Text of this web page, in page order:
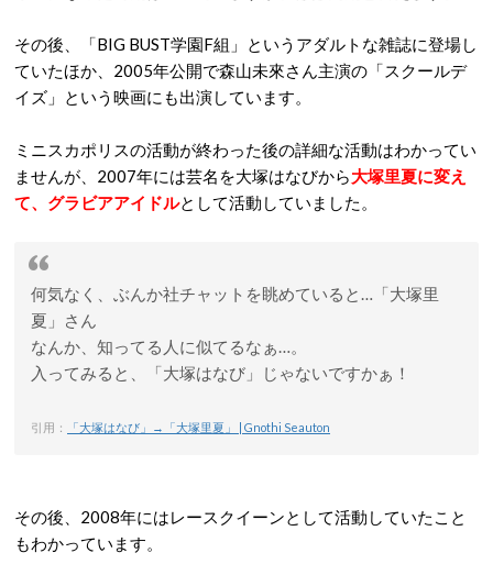
その後、「BIG BUST学園F組」というアダルトな雑誌に登場し
ていたほか、2005年公開で森山未來さん主演の「スクールデ
イズ」という映画にも出演しています。
ミニスカポリスの活動が終わった後の詳細な活動はわかってい
ませんが、2007年には芸名を大塚はなびから大塚里夏に変え
て、グラビアアイドルとして活動していました。
何気なく、ぶんか社チャットを眺めていると…「大塚里
夏」さん
なんか、知ってる人に似てるなぁ…。
入ってみると、「大塚はなび」じゃないですかぁ！
引用： 「大塚はなび」→「大塚里夏」 | Gnothi Seauton
その後、2008年にはレースクイーンとして活動していたこと
もわかっています。